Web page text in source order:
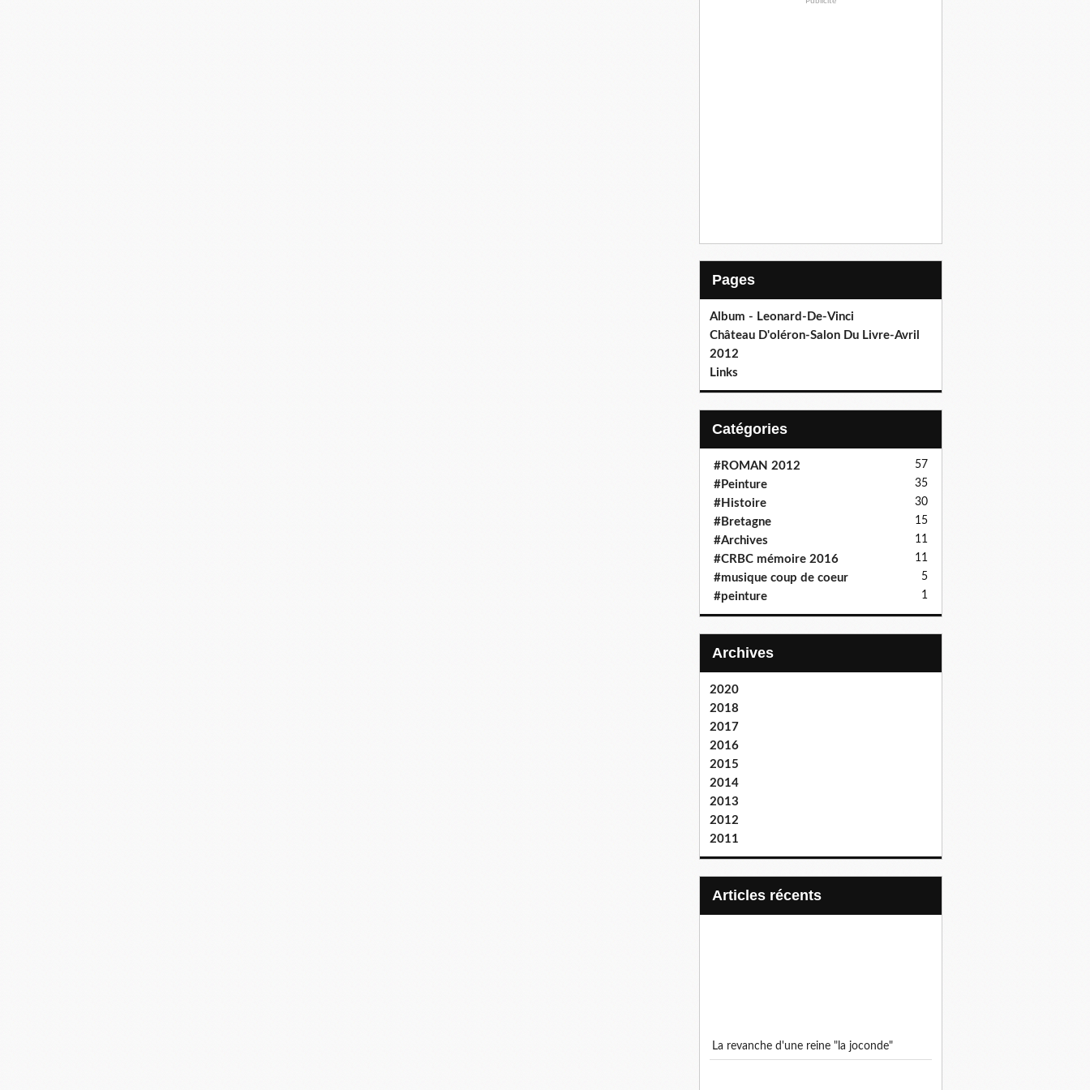
Pages
Album - Leonard-De-Vinci
Château D'oléron-Salon Du Livre-Avril
2012
Links
Catégories
#ROMAN 2012 57
#Peinture 35
#Histoire 30
#Bretagne 15
#Archives 11
#CRBC mémoire 2016 11
#musique coup de coeur 5
#peinture 1
Archives
2020
2018
2017
2016
2015
2014
2013
2012
2011
articles récents
la revanche d'une reine "la joconde"